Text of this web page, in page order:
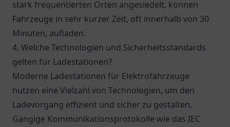
stark frequentierten Orten angesiedelt, können
Fahrzeuge in sehr kurzer Zeit, oft innerhalb von 30
Minuten, aufladen.
4. Welche Technologien und Sicherheitsstandards
gelten für Ladestationen?
Moderne Ladestationen für Elektrofahrzeuge
nutzen eine Vielzahl von Technologien, um den
Ladevorgang effizient und sicher zu gestalten.
Gängige Kommunikationsprotokolle wie das IEC